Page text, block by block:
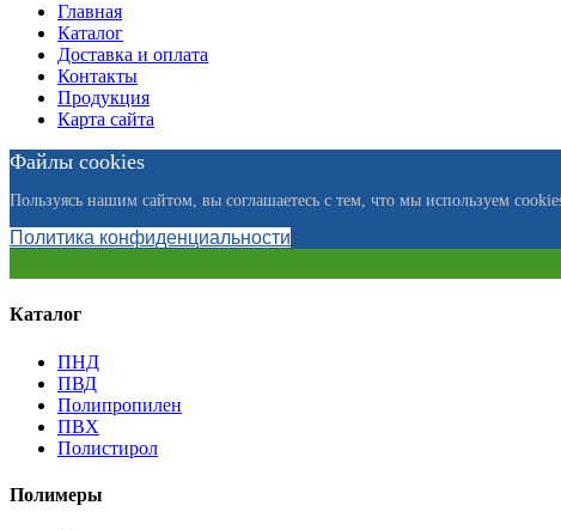
Главная
Каталог
Доставка и оплата
Контакты
Продукция
Карта сайта
Файлы cookies
Пользуясь нашим сайтом, вы соглашаетесь с тем, что мы используем
Политика конфиденциальности
Каталог
ПНД
ПВД
Полипропилен
ПВХ
Полистирол
Полимеры